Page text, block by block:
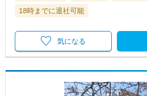
18時までに退社可能
気になる